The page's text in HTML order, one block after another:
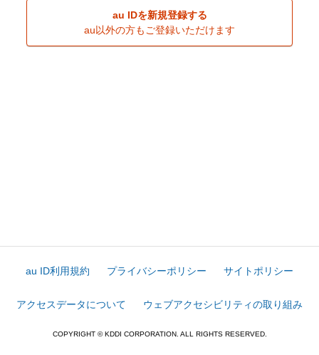
au IDを新規登録する
au以外の方もご登録いただけます
au ID利用規約 プライバシーポリシー サイトポリシー
アクセスデータについて ウェブアクセシビリティの取り組み
COPYRIGHT © KDDI CORPORATION. ALL RIGHTS RESERVED.